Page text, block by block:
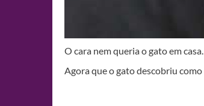
O cara nem queria o gato em
Agora que o gato descobriu